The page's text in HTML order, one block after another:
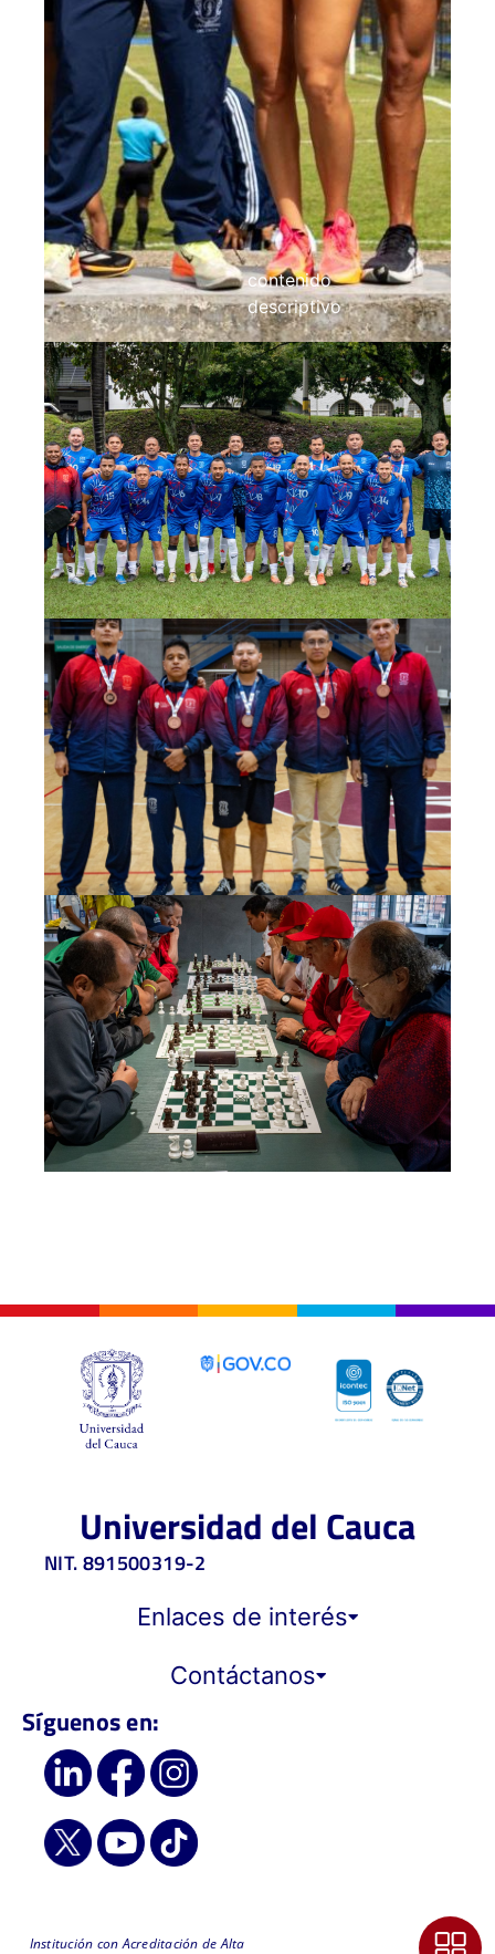
contenido
descriptivo
Universidad del Cauca
NIT. 891500319-2
Enlaces de interés
Contáctanos
Síguenos en:
Institución con Acreditación de Alta